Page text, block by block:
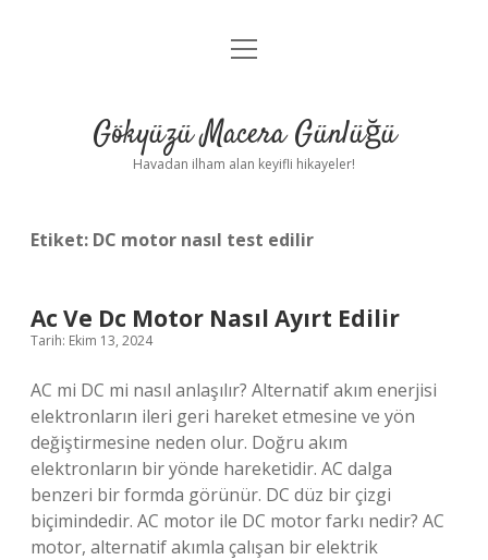
Anasayfa
Yasal Uyarı
menüyü
Gökyüzü Macera Günlüğü
Havadan ilham alan keyifli hikayeler!
Etiket: DC motor nasıl test edilir
Ac Ve Dc Motor Nasıl Ayırt Edilir
Tarih: Ekim 13, 2024
AC mi DC mi nasıl anlaşılır? Alternatif akım enerjisi
elektronların ileri geri hareket etmesine ve yön
değiştirmesine neden olur. Doğru akım
elektronların bir yönde hareketidir. AC dalga
benzeri bir formda görünür. DC düz bir çizgi
biçimindedir. AC motor ile DC motor farkı nedir? AC
motor, alternatif akımla çalışan bir elektrik